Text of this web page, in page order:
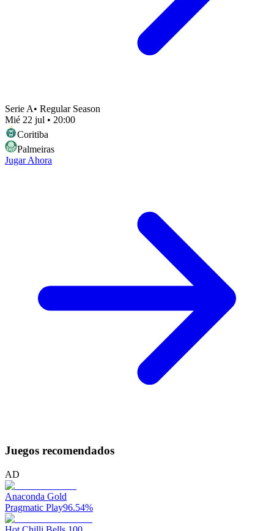
Serie A• Regular Season
Mié 22 jul • 20:00
Coritiba
Palmeiras
Jugar Ahora
Juegos recomendados
AD
Anaconda Gold
Pragmatic Play96.54%